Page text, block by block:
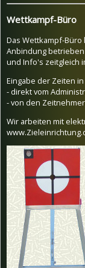
Wettkampf-Büro
Das Wettkampf-
Anbindung
und Info's zeitgleich
Eingabe der Zeiten
- direkt vom
- von den
Wir arbeiten mit